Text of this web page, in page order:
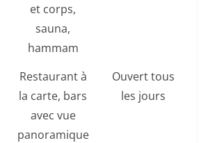
et corps,
sauna,
hammam
Restaurant à
la carte, bars
avec vue
panoramique
Ouvert tous
les jours